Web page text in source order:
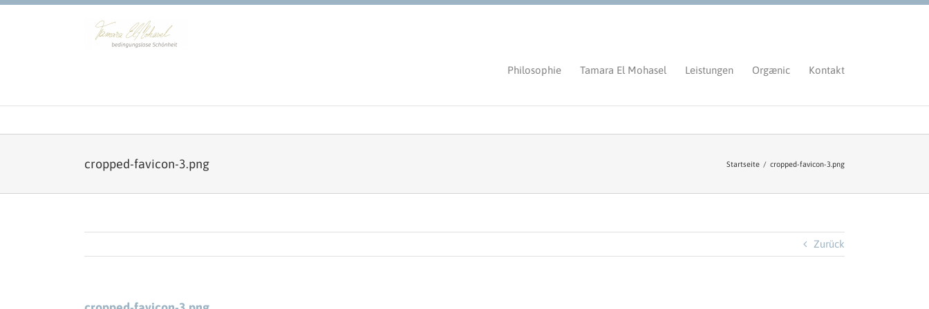
Zum
Philosophie Tamara El Mohasel Leistungen Orgænic Kontakt
cropped-favicon-3.png Startseite / cropped-favicon-3.png
Zurück